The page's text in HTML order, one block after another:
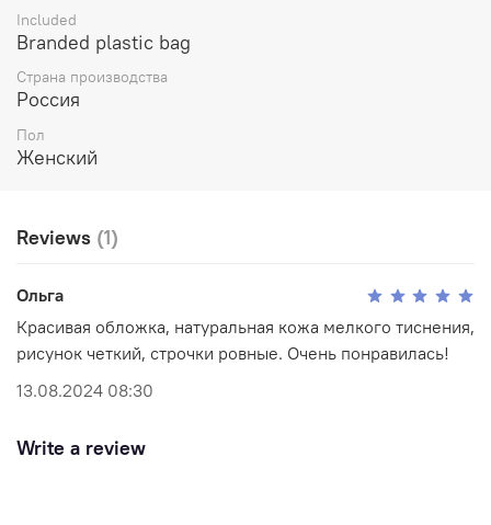
Included
Branded plastic bag
Страна производства
Россия
Пол
Женский
Reviews (1)
Ольга
Красивая обложка, натуральная кожа мелкого тиснения,
рисунок четкий, строчки ровные. Очень понравилась!
13.08.2024 08:30
Write a review